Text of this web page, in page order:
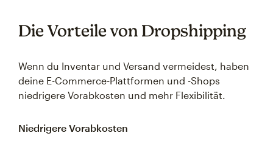
Die Vorteile von Dropshipping
Wenn du Inventar und Versand vermeidest, haben
deine E-Commerce-Plattformen und -Shops
niedrigere Vorabkosten und mehr Flexibilität.
Niedrigere Vorabkosten